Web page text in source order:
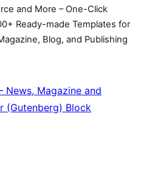
and More – One-Click
Ready-made Templates for
Blog, and Publishing